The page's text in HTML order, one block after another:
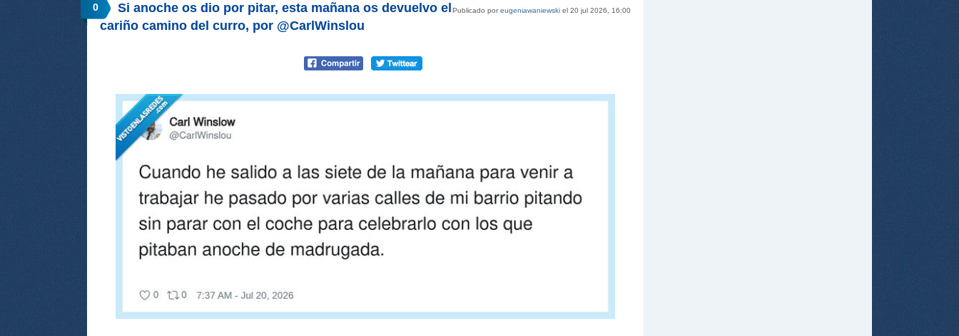
0 Publicado poreugeniawaniewski el 20 jul 2026, 16:00
Si anoche os dio por pitar, esta mañana os devuelvo el
cariño camino del curro, por @CarlWinslou